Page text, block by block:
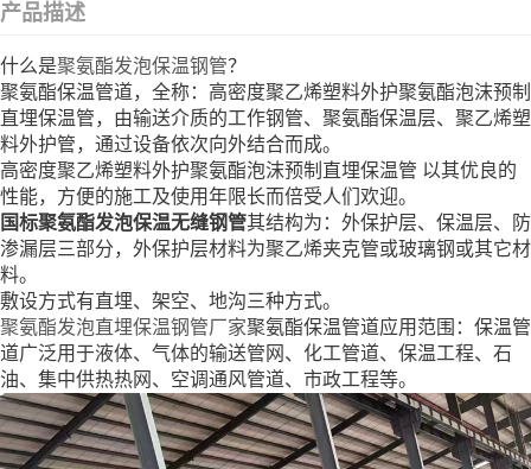
产品描述
什么是聚氨酯发泡保温钢管？
聚氨酯保温管道，全称：高密度聚乙烯塑料外护聚氨酯泡沫预制
直埋保温管，由输送介质的工作钢管、聚氨酯保温层、聚乙烯塑
料外护管，通过设备依次向外结合而成。
高密度聚乙烯塑料外护聚氨酯泡沫预制直埋保温管 以其优良的
性能，方便的施工及使用年限长而倍受人们欢迎。
国标聚氨酯发泡保温无缝钢管其结构为：外保护层、保温层、防
渗漏层三部分，外保护层材料为聚乙烯夹克管或玻璃钢或其它材
料。
敷设方式有直埋、架空、地沟三种方式。
聚氨酯发泡直埋保温钢管厂家聚氨酯保温管道应用范围：保温管
道广泛用于液体、气体的输送管网、化工管道、保温工程、石
油、集中供热热网、空调通风管道、市政工程等。